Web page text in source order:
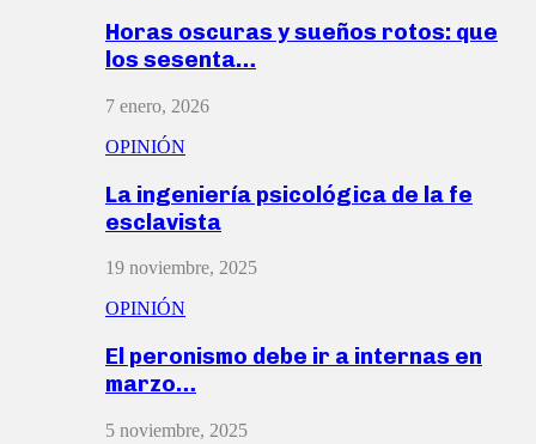
Horas oscuras y sueños rotos: que
los sesenta…
7 enero, 2026
OPINIÓN
La ingeniería psicológica de la fe
esclavista
19 noviembre, 2025
OPINIÓN
El peronismo debe ir a internas en
marzo…
5 noviembre, 2025